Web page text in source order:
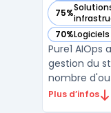
75%
— voir
70%
— voir
Pure1
gestion du
nombre
Plus d’infos